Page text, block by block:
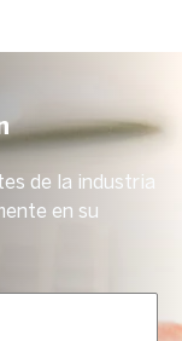
de la industria
en su